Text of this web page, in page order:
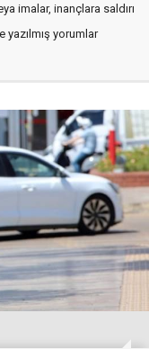
imalar, inançlara saldırı
yazılmış yorumlar